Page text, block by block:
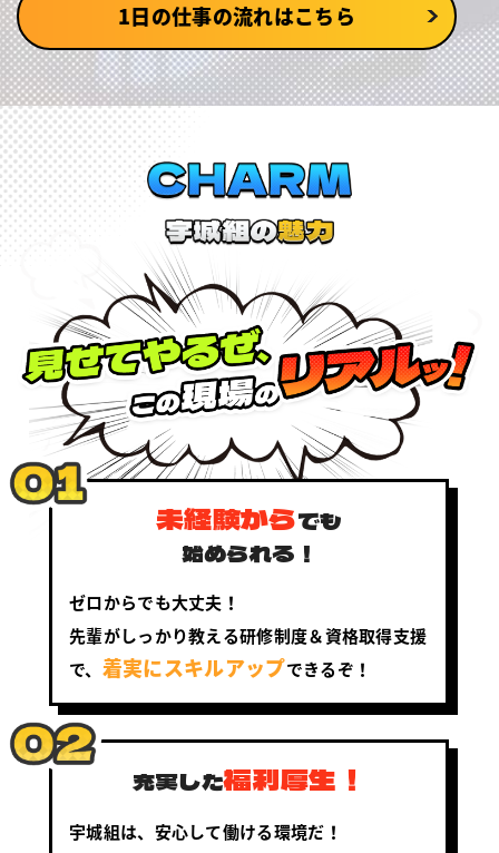
1日の仕事の流れはこちら
未経験からでも
始められる！
ゼロからでも大丈夫！
先輩がしっかり教える研修制度＆資格取得支援
で、 着実にスキルアップできるぞ！
充実した福利厚生！
宇城組は、安心して働ける環境だ！